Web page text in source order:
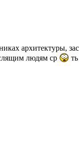
архитектуры,
людям ср